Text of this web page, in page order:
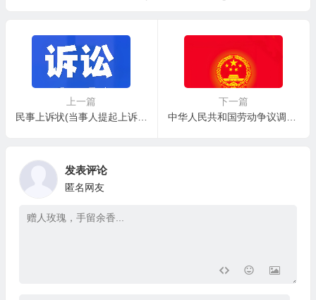
上一篇
民事上诉状(当事人提起上诉用)
下一篇
中华人民共和国劳动争议调解仲裁法（2007年通过）
发表评论
匿名网友